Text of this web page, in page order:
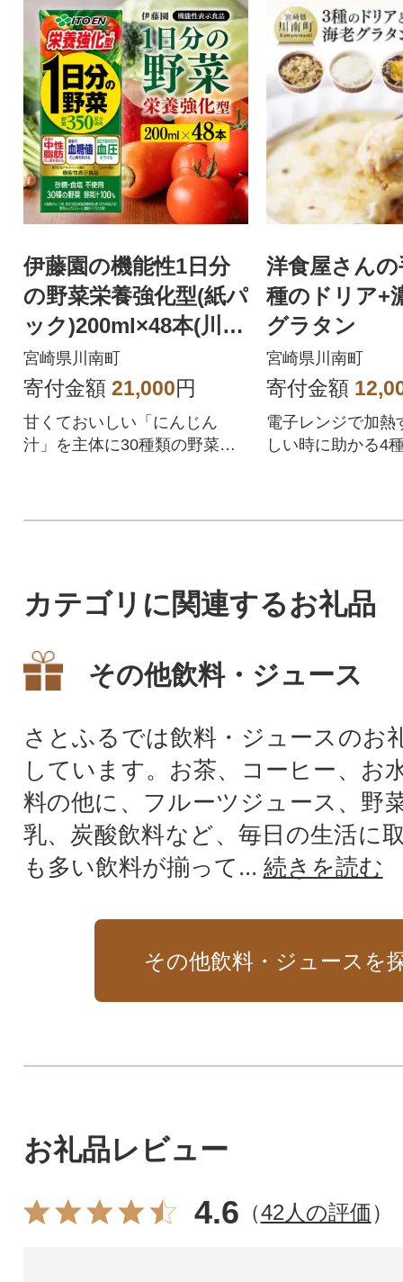
伊藤園の機能性1日分
の野菜栄養強化型(紙パ
ック)200ml×48本(川南
町)
宮崎県川南町
寄付金額 21,000円
甘くておいしい「にんじん
汁」を主体に30種類の野菜を
洋食屋さん
種のドリア+
グラタン
宮崎県川南町
寄付金額
電子レンジで加熱
しい時に助かる4
カテゴリに関連するお礼品
その他飲料・ジュース
さとふるでは飲料・ジュースのお
しています。お茶、コーヒー、お
料の他に、フルーツジュース、野
乳、炭酸飲料など、毎日の生活に
も多い飲料が揃って... 続きを読む
その他飲料・ジュースを
お礼品レビュー
4.6 （42人の評価）